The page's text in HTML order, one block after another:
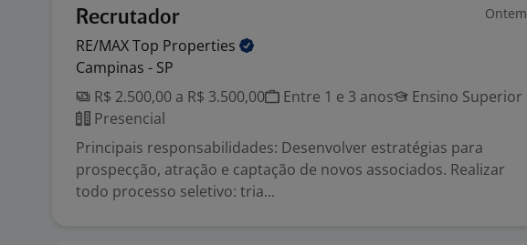
Recrutador Ontem
RE/MAX Top Properties
Campinas - SP
R$ 2.500,00 a R$ 3.500,00
Entre 1 e 3 anos
Ensino Superior
Presencial
Principais responsabilidades: Desenvolver estratégias para
prospecção, atração e captação de novos associados. Realizar
todo processo seletivo: tria...